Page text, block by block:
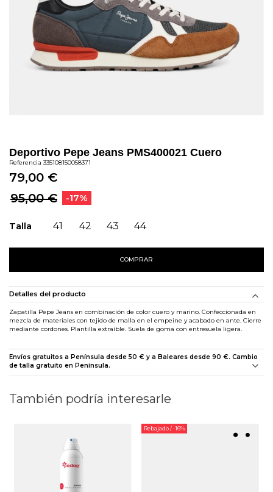
Deportivo Pepe Jeans PMS400021 Cuero
Referencia 335108150058371
79,00 €
95,00 €
-17%
Talla 41 42 43 44
COMPRAR
Detalles del producto
Zapatilla Pepe Jeans en combinación de color cuero y marino. Confeccionada en
mezcla de materiales con tejido de malla en el empeine y acabado en ante. Cierre
mediante cordones. Plantilla extraíble. Suela de goma con entresuela ligera.
Envíos gratuitos a Península desde 50 € y a Baleares desde 90 €. Cambio
de talla gratuito en Península.
También podría interesarle
Rebajado/ -16%